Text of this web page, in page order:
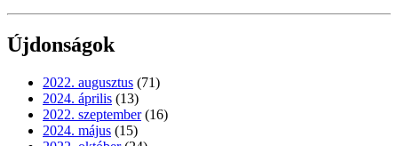
Újdonságok
2022. augusztus (71)
2024. április (13)
2022. szeptember (16)
2024. május (15)